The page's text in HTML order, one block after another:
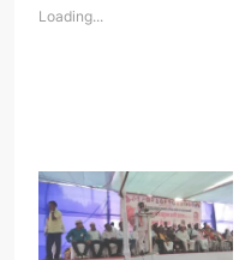
Loading...